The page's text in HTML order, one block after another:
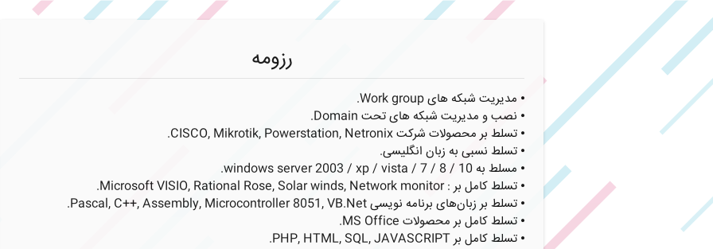
رزومه
⦁ مدیریت شبکه های Work group.
⦁ نصب و مدیریت شبکه های تحت Domain.
⦁ تسلط بر محصولات شرکت CISCO, Mikrotik, Powerstation, Netronix.
⦁ تسلط نسبی به زبان انگلیسی.
⦁ مسلط به windows server 2003 / xp / vista / 7 / 8 / 10.
⦁ تسلط کامل بر : Microsoft VISIO, Rational Rose, Solar winds, Network monitor.
⦁ تسلط بر زبان‌های برنامه نویسی Pascal, C++, Assembly, Microcontroller 8051, VB.Net.
⦁ تسلط کامل بر محصولات MS Office.
⦁ تسلط کامل بر PHP, HTML, SQL, JAVASCRIPT.